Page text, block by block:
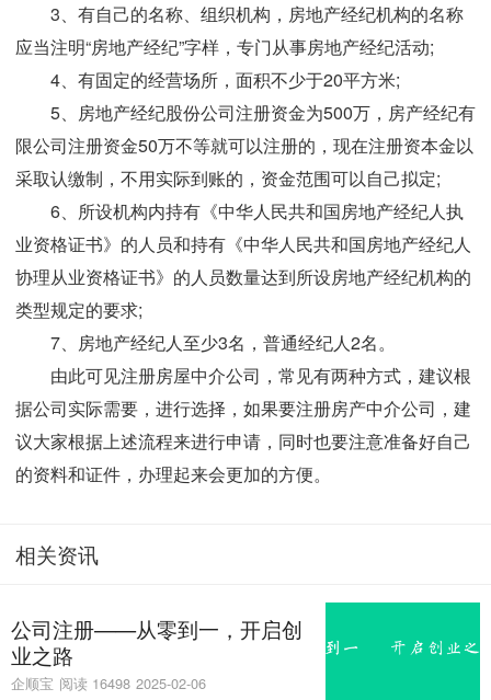
3、有自己的名称、组织机构，房地产经纪机构的名称
应当注明“房地产经纪”字样，专门从事房地产经纪活动;
4、有固定的经营场所，面积不少于20平方米;
5、房地产经纪股份公司注册资金为500万，房产经纪有
限公司注册资金50万不等就可以注册的，现在注册资本金以
采取认缴制，不用实际到账的，资金范围可以自己拟定;
6、所设机构内持有《中华人民共和国房地产经纪人执
业资格证书》的人员和持有《中华人民共和国房地产经纪人
协理从业资格证书》的人员数量达到所设房地产经纪机构的
类型规定的要求;
7、房地产经纪人至少3名，普通经纪人2名。
由此可见注册房屋中介公司，常见有两种方式，建议根
据公司实际需要，进行选择，如果要注册房产中介公司，建
议大家根据上述流程来进行申请，同时也要注意准备好自己
的资料和证件，办理起来会更加的方便。
相关资讯
公司注册——从零到一，开启创
业之路
企顺宝 阅读 16498 2025-02-06